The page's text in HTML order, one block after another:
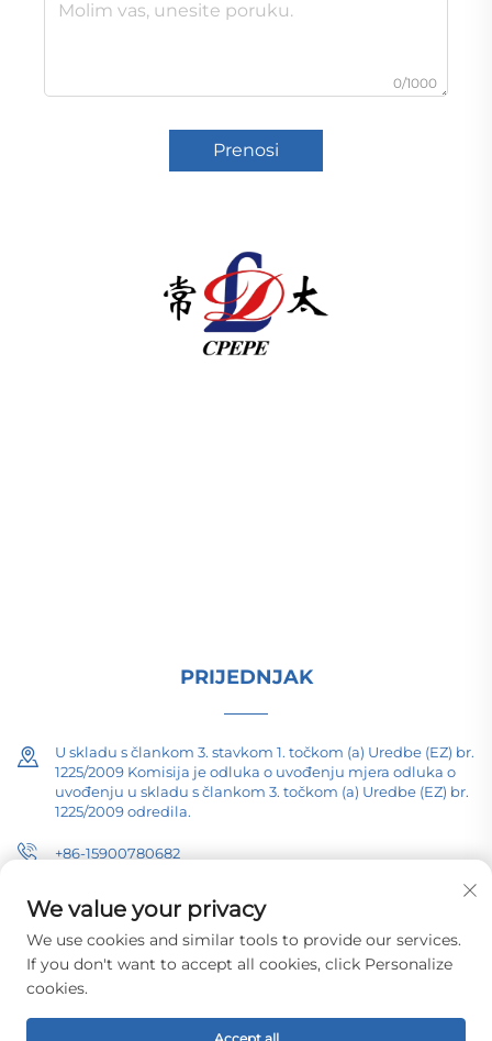
0/1000
Prenosi
PRIJEDNJAK
U skladu s člankom 3. stavkom 1. točkom (a) Uredbe (EZ) br.
1225/2009 Komisija je odluka o uvođenju mjera odluka o
uvođenju u skladu s člankom 3. točkom (a) Uredbe (EZ) br.
1225/2009 odredila.
+86-15900780682
[email protected]
Copyright © 2026 Changzhou Pacific Electric Equipment (Group) Co.,
Ltd. Sva prava su rezervirana. Politika privatnosti
We value your privacy
We use cookies and similar tools to provide our services.
If you don't want to accept all cookies, click Personalize
cookies.